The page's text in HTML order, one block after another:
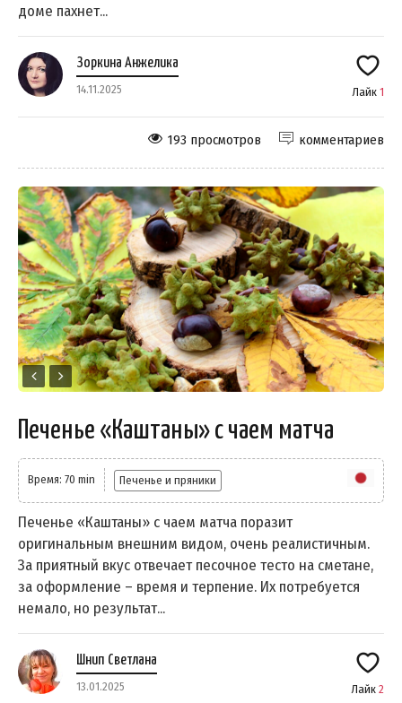
доме пахнет...
Зоркина Анжелика
14.11.2025 Лайк 1
комментариев
193 просмотров
Печенье «Каштаны» с чаем матча
Время: 70 min Печенье и пряники
Печенье «Каштаны» с чаем матча поразит
оригинальным внешним видом, очень реалистичным.
За приятный вкус отвечает песочное тесто на сметане,
за оформление – время и терпение. Их потребуется
немало, но результат...
Шнип Светлана
13.01.2025 Лайк 2